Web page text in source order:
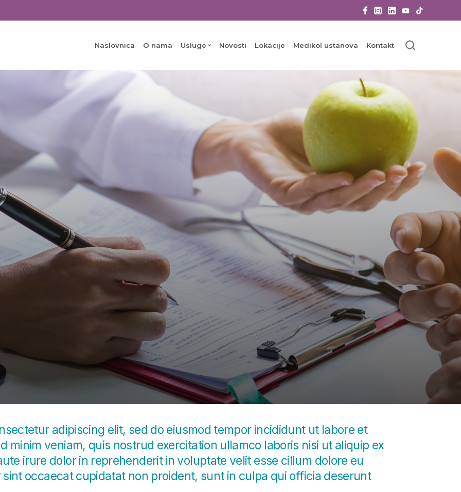
Naslovnica O nama Usluge Novosti Lokacije Medikol ustanova Kontakt
adipiscing elit, sed do eiusmod tempor incididunt ut labore et
minim veniam, quis nostrud exercitation ullamco laboris nisi ut aliquip ex
irure dolor in reprehenderit in voluptate velit esse cillum dolore eu
occaecat cupidatat non proident, sunt in culpa qui officia deserunt